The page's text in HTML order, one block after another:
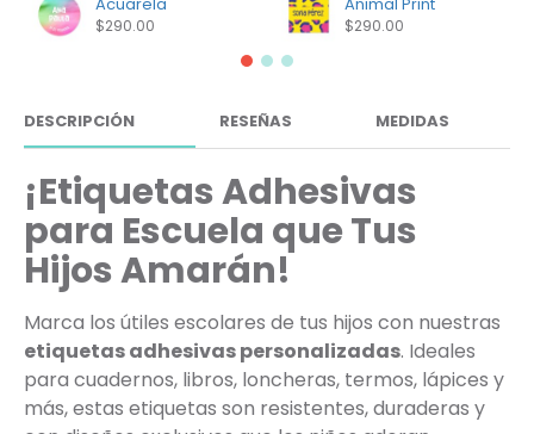
Acuarela
$290.00
Animal Print
$290.00
DESCRIPCIÓN RESEÑAS MEDIDAS
¡Etiquetas Adhesivas
para Escuela que Tus
Hijos Amarán!
Marca los útiles escolares de tus hijos con nuestras
etiquetas adhesivas personalizadas. Ideales
para cuadernos, libros, loncheras, termos, lápices y
más, estas etiquetas son resistentes, duraderas y